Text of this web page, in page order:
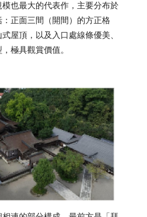
也最大的代表作，主要分布於
正面三間（開間）的方正格
屋頂，以及入口處線條優美、
極具觀賞價值。